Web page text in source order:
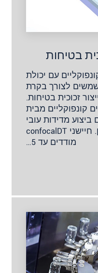
בטיחות
עם יכולת
לצורך בקרת
זכוכית בטיחות.
קונפוקליים מבית
מדידות עובי
ברמת דיוק של מיקרון. חיישני confocalDT
מודדים עד 5…